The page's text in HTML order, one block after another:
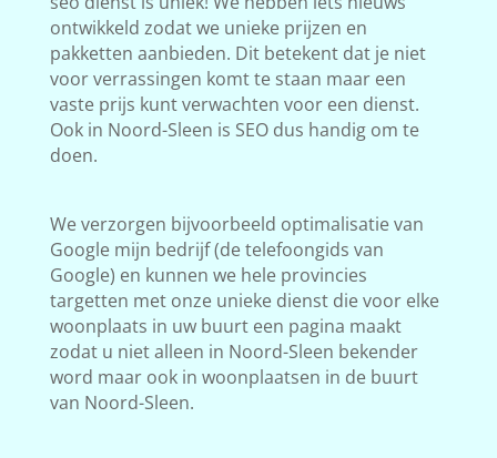
ontwikkeld zodat we unieke prijzen en
pakketten aanbieden. Dit betekent dat je niet
voor verrassingen komt te staan maar een
vaste prijs kunt verwachten voor een dienst.
Ook in Noord-Sleen is SEO dus handig om te
doen.
We verzorgen bijvoorbeeld optimalisatie van
Google mijn bedrijf (de telefoongids van
Google) en kunnen we hele provincies
targetten met onze unieke dienst die voor elke
woonplaats in uw buurt een pagina maakt
zodat u niet alleen in Noord-Sleen bekender
word maar ook in woonplaatsen in de buurt
van Noord-Sleen.